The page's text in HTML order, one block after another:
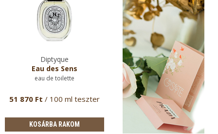
Diptyque
Eau des Sens
eau de toilette
51 870 Ft / 100 ml teszter
KOSÁRBA RAKOM